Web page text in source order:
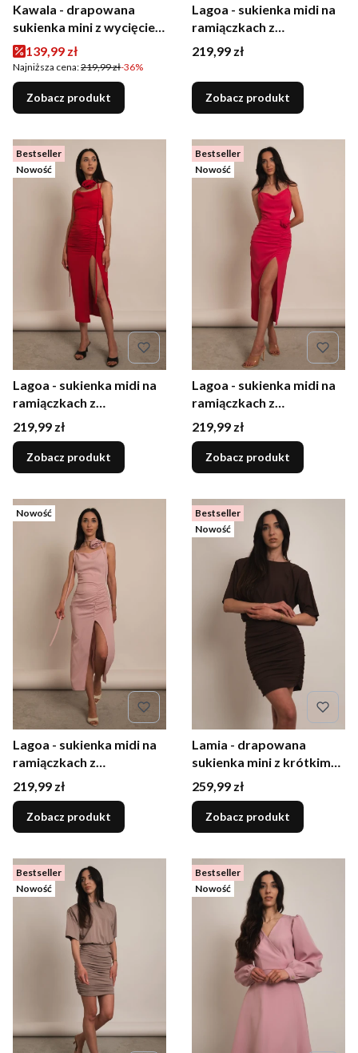
Kawala - drapowana
sukienka mini z wycięciem
i wiązaniem na plecach
żółta
Cena promocyjna
139,99 zł
Najniższa cena:219,99 zł-36%
Zobacz produkt
Lagoa - sukienka midi na
ramiączkach z
marszczeniem i różą
błękitna
Cena
219,99 zł
Zobacz produkt
Bestseller
Nowość
Lagoa - sukienka midi na
ramiączkach z
marszczeniem i różą
czerwona
Cena
219,99 zł
Zobacz produkt
Bestseller
Nowość
Lagoa - sukienka midi na
ramiączkach z
marszczeniem i różą
fuksja
Cena
219,99 zł
Zobacz produkt
Nowość
Lagoa - sukienka midi na
ramiączkach z
marszczeniem i różą
pudrowy róż
Cena
219,99 zł
Zobacz produkt
Bestseller
Nowość
Lamia - drapowana
sukienka mini z krótkim
rękawem brązowa
Cena
259,99 zł
Zobacz produkt
Bestseller
Nowość
Bestseller
Nowość